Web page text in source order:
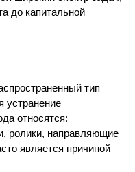
до капитальной
тип
устранение
относятся:
ролики, направляющие
является причиной